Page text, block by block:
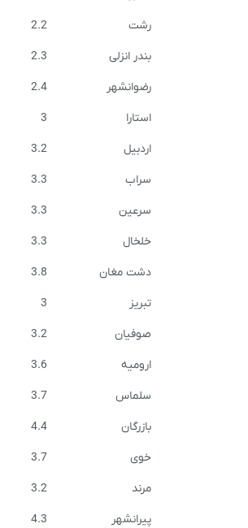
رشت
2.2
بندر انزلی
2.3
رضوانشهر
2.4
استارا
3
اردبیل
3.2
سراب
3.3
سرعین
3.3
خلخال
3.3
دشت مغان
3.8
تبریز
3
صوفیان
3.2
ارومیه
3.6
سلماس
3.7
بازرگان
4.4
خوی
3.7
مرند
3.2
پیرانشهر
4.3